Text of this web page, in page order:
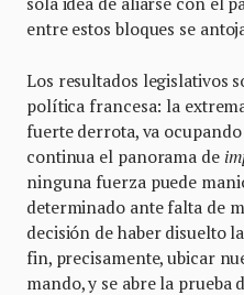
entre estos bloques se
Los resultados legislativos
política francesa: la
fuerte derrota, va
continua el panorama de
ninguna fuerza puede
determinado ante falta de
decisión de haber disuelto
fin, precisamente, ubicar
mando, y se abre la